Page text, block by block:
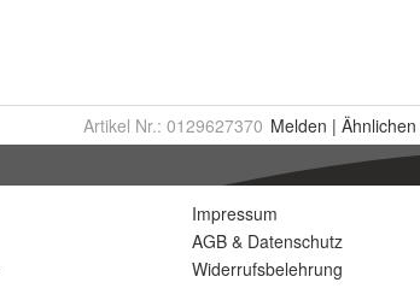
Artikel Nr.: 0129627370 Melden | Ähnlichen
Impressum
AGB & Datenschutz
Widerrufsbelehrung